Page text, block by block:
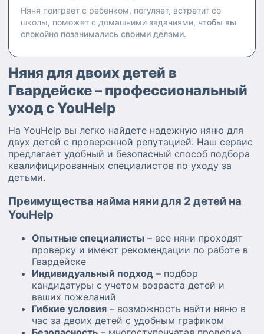
Няня поиграет с ребенком, погуляет, встретит со
школы, поможет с домашними заданиями, чтобы вы
спокойно позанимались своими делами.
Няня для двоих детей в
Гвардейске – профессиональный
уход с YouHelp
На YouHelp вы легко найдете надежную няню для
двух детей с проверенной репутацией. Наш сервис
предлагает удобный и безопасный способ подбора
квалифицированных специалистов по уходу за
детьми.
Преимущества найма няни для 2 детей на
YouHelp
Опытные специалисты – все няни проходят
проверку и имеют рекомендации по работе в
Гвардейске
Индивидуальный подход – подбор
кандидатуры с учетом возраста детей и
ваших пожеланий
Гибкие условия – возможность найти няню в
час за двоих детей с удобным графиком